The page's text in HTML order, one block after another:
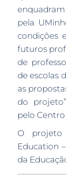
pela
condições
futuros
de
de escolas
as
do
pelo
O projeto
Education
da